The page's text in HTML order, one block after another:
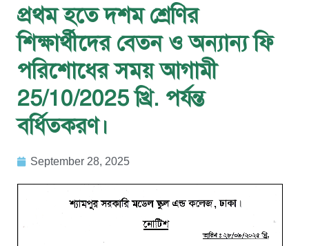
প্রথম হতে দশম শ্রেণির
শিক্ষার্থীদের বেতন ও অন্যান্য ফি
পরিশোধের সময় আগামী
25/10/2025 খ্রি. পর্যন্ত
বর্ধিতকরণ।
September 28, 2025